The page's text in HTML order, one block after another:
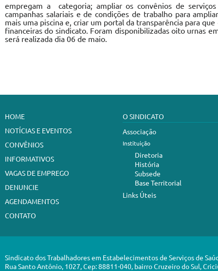
empregam a categoria; ampliar os convênios de
campanhas salariais e de condições de trabalho para
mais uma piscina e, criar um portal da transparência para
financeiras do sindicato. Foram disponibilizadas oito urnas
será realizada dia 06 de maio.
HOME
NOTÍCIAS E EVENTOS
CONVÊNIOS
INFORMATIVOS
VAGAS DE EMPREGO
DENUNCIE
AGENDAMENTOS
CONTATO
O SINDICATO
Associação
Instituição
Diretoria
História
Subsede
Base Territorial
Links Úteis
Sindicato dos Trabalhadores em Estabelecimentos de Serviços de
Rua Santo Antônio, 1027, Cep: 88811-040, bairro Cruzeiro do Sul,